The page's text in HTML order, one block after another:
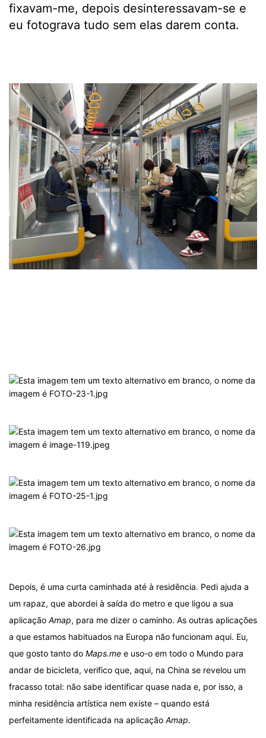
fixavam-me, depois desinteressavam-se e
eu fotograva tudo sem elas darem conta.
Depois, é uma curta caminhada até à residência. Pedi ajuda a
um rapaz, que abordei à saída do metro e que ligou a sua
aplicação Amap, para me dizer o caminho. As outras aplicações
a que estamos habituados na Europa não funcionam aqui. Eu,
que gosto tanto do Maps.me e uso-o em todo o Mundo para
andar de bicicleta, verifico que, aqui, na China se revelou um
fracasso total: não sabe identificar quase nada e, por isso, a
minha residência artística nem existe – quando está
perfeitamente identificada na aplicação Amap.